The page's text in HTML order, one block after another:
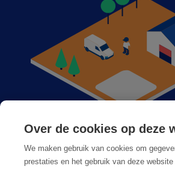
Anticimex bij u in de
Vacatures
Over de cookies op deze
We maken gebruik van cookies om
prestaties en het gebruik van deze